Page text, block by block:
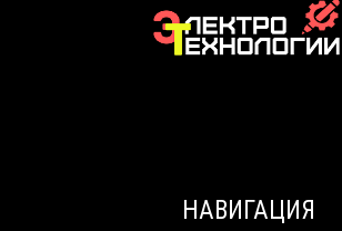
НАВИГАЦИЯ